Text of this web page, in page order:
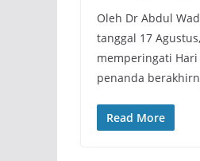
Oleh Dr Abdul
tanggal 17
memperingati Hari
penanda
Read More